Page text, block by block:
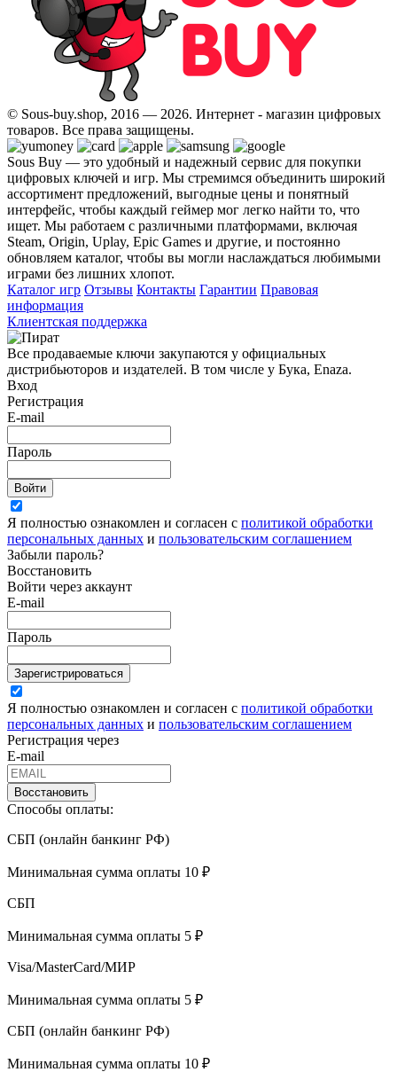
© Sous-buy.shop, 2016 — 2026. Интернет - магазин цифровых
товаров. Все права защищены.
Sous Buy — это удобный и надежный сервис для покупки
цифровых ключей и игр. Мы стремимся объединить широкий
ассортимент предложений, выгодные цены и понятный
интерфейс, чтобы каждый геймер мог легко найти то, что
ищет. Мы работаем с различными платформами, включая
Steam, Origin, Uplay, Epic Games и другие, и постоянно
обновляем каталог, чтобы вы могли наслаждаться любимыми
играми без лишних хлопот.
Каталог игр Отзывы Контакты Гарантии Правовая
информация
Клиентская поддержка
Все продаваемые ключи закупаются у официальных
дистрибьюторов и издателей. В том числе у Бука, Enaza.
Вход
Регистрация
E-mail
Пароль
Войти
Я полностью ознакомлен и согласен с политикой обработки
персональных данных и пользовательским соглашением
Забыли пароль?
Восстановить
Войти через аккаунт
E-mail
Пароль
Зарегистрироваться
Я полностью ознакомлен и согласен с политикой обработки
персональных данных и пользовательским соглашением
Регистрация через
E-mail
Восстановить
Способы оплаты:
СБП (онлайн банкинг РФ)
Минимальная сумма оплаты 10 ₽
СБП
Минимальная сумма оплаты 5 ₽
Visa/MasterCard/МИР
Минимальная сумма оплаты 5 ₽
СБП (онлайн банкинг РФ)
Минимальная сумма оплаты 10 ₽